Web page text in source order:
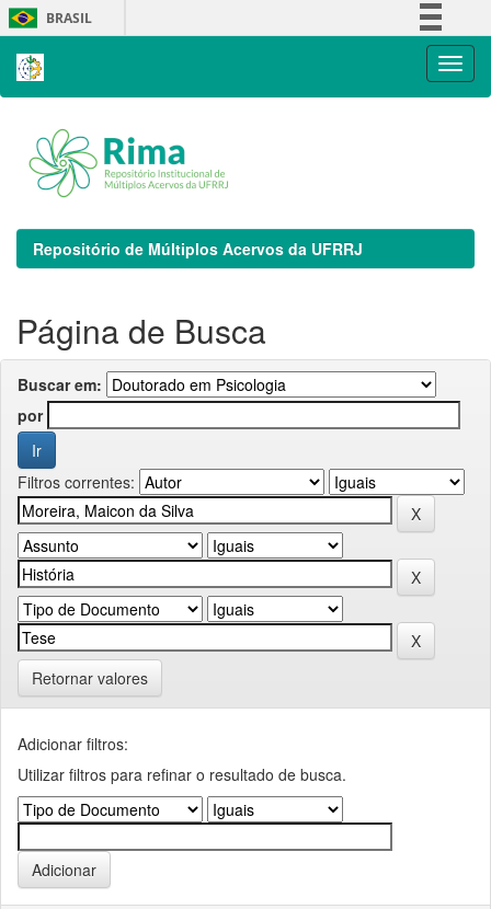
Skip
navigation
BRASIL
Repositório de Múltiplos Acervos da UFRRJ
Página de Busca
Buscar em:
por
Filtros correntes:
Retornar valores
Adicionar filtros:
Utilizar filtros para refinar o resultado de busca.